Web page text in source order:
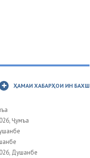
ҲАМАИ ХАБАРҲОИ ИН БАХШ
Ҷумъа
Душанбе